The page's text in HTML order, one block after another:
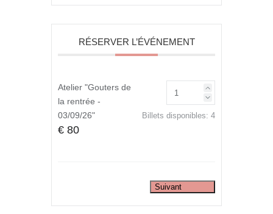
RÉSERVER L’ÉVÉNEMENT
Atelier "Gouters de
la rentrée -
03/09/26"
€ 80
Billets disponibles: 4
Suivant